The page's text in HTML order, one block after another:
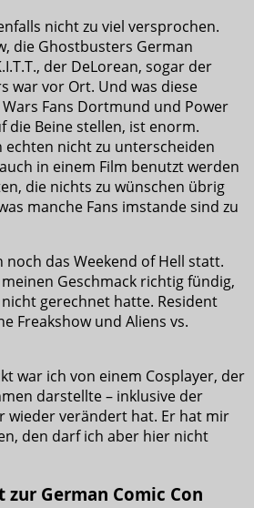
nicht zu viel versprochen.
die Ghostbusters German
der DeLorean, sogar der
war vor Ort. Und was diese
Fans Dortmund und Power
die Beine stellen, ist enorm.
echten nicht zu unterscheiden
in einem Film benutzt werden
die nichts zu wünschen übrig
manche Fans imstande sind zu
noch das Weekend of Hell statt.
Geschmack richtig fündig,
gerechnet hatte. Resident
Freakshow und Aliens vs.
war ich von einem Cosplayer, der
darstellte – inklusive der
wieder verändert hat. Er hat mir
den darf ich aber hier nicht
zur German Comic Con